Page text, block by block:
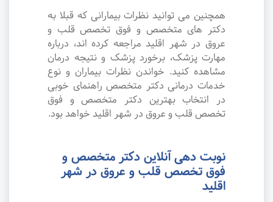
همچنین می توانید نظرات بیمارانی که قبلا به
دکتر های متخصص و فوق تخصص قلب و
عروق در شهر اقلید مراجعه کرده اند، درباره
مهارت پزشک، برخورد پزشک و نتیجه درمان
مشاهده کنید. خواندن نظرات بیماران و نوع
خدمات درمانی دکتر متخصص راهنمای خوبی
در انتخاب بهترین دکتر متخصص و فوق
تخصص قلب و عروق در شهر اقلید خواهد بود.
نوبت دهی آنلاین دکتر متخصص و
فوق تخصص قلب و عروق در شهر
اقلید